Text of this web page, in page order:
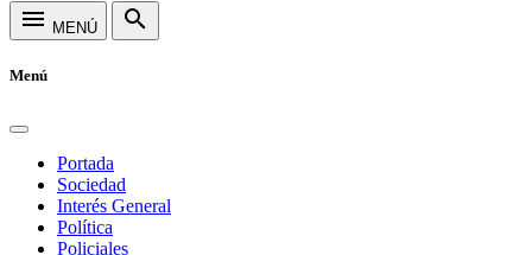
menu MENÚ search
Menú
Portada
Sociedad
Interés General
Política
Policiales